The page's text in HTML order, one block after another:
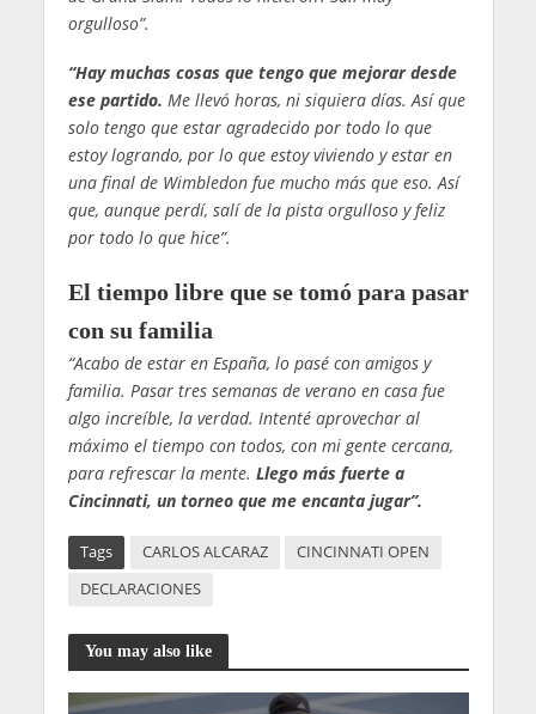
orgulloso”.
“Hay muchas cosas que tengo que mejorar desde
ese partido. Me llevó horas, ni siquiera días. Así que
solo tengo que estar agradecido por todo lo que
estoy logrando, por lo que estoy viviendo y estar en
una final de Wimbledon fue mucho más que eso. Así
que, aunque perdí, salí de la pista orgulloso y feliz
por todo lo que hice”.
El tiempo libre que se tomó para pasar
con su familia
“Acabo de estar en España, lo pasé con amigos y
familia. Pasar tres semanas de verano en casa fue
algo increíble, la verdad. Intenté aprovechar al
máximo el tiempo con todos, con mi gente cercana,
para refrescar la mente. Llego más fuerte a
Cincinnati, un torneo que me encanta jugar”.
Tags CARLOS ALCARAZ
CINCINNATI OPEN
DECLARACIONES
You may also like